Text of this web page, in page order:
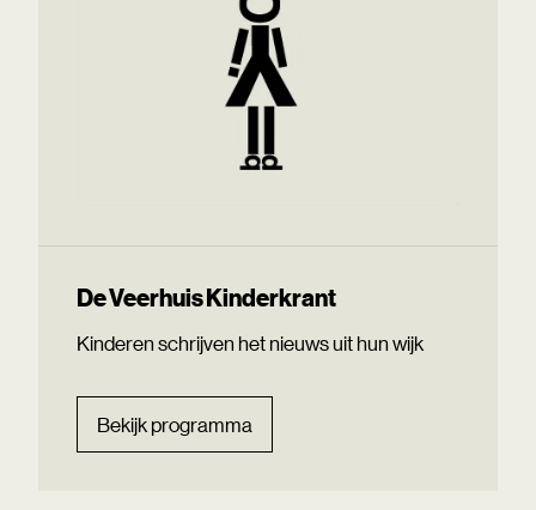
De Veerhuis Kinderkrant
Kinderen schrijven het nieuws uit hun wijk
Bekijk programma